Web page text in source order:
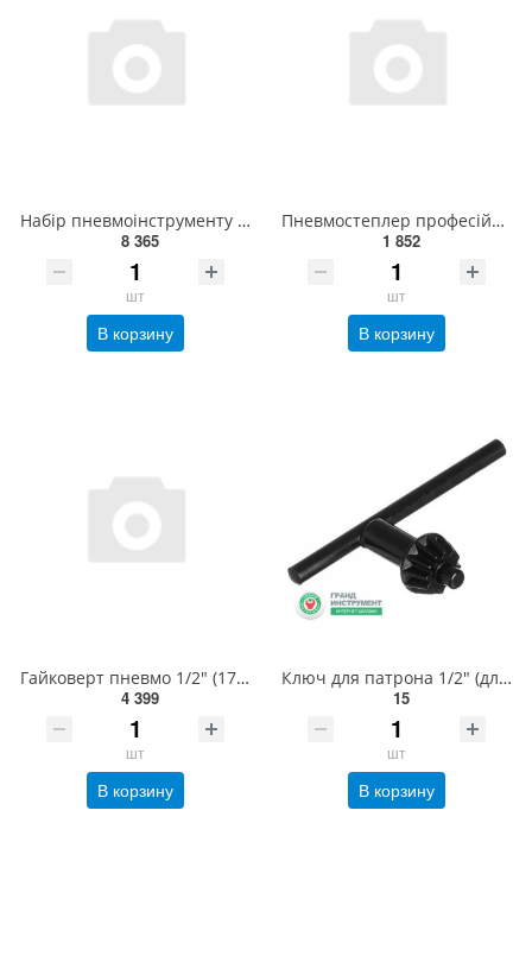
Набір пневмоінструменту 1/2" 20ед. (KAAA1660B) TOPTUL GDAI2002E
8 365
шт
В корзину
Пневмостеплер професійний під скобу (12.7;0.65*0.95;6-16) AIRKRAFT 21PRO
1 852
шт
В корзину
Гайковерт пневмо 1/2" (1700N/m;7000об/мин) AEROPRO A301
4 399
шт
В корзину
Ключ для патрона 1/2" (для пневмодрилі AT-4041B) CK-AT-4041B
15
шт
В корзину